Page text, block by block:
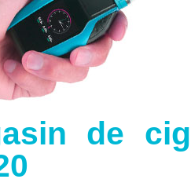
de